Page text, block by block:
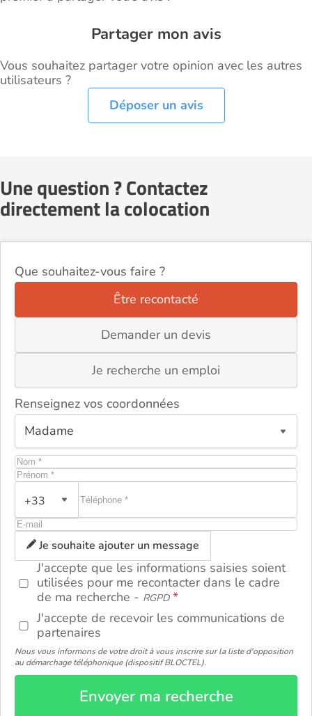
Partager mon avis
Vous souhaitez partager votre opinion avec les autres
utilisateurs ?
Déposer un avis
Une question ? Contactez
directement la colocation
Que souhaitez-vous faire ?
Être recontacté
Demander un devis
Je recherche un emploi
Renseignez vos coordonnées
+33
Je souhaite ajouter un message
J'accepte que les informations saisies soient
utilisées pour me recontacter dans le cadre
de ma recherche - RGPD
J'accepte de recevoir les communications de
partenaires
Nous vous informons de votre droit à vous inscrire sur la liste d'opposition
au démarchage téléphonique (dispositif BLOCTEL).
Envoyer ma recherche
ou